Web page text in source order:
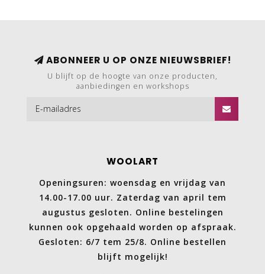
ABONNEER U OP ONZE NIEUWSBRIEF!
U blijft op de hoogte van onze producten,
aanbiedingen en workshops
WOOLART
Openingsuren: woensdag en vrijdag van
14.00-17.00 uur. Zaterdag van april tem
augustus gesloten. Online bestelingen
kunnen ook opgehaald worden op afspraak.
Gesloten: 6/7 tem 25/8. Online bestellen
blijft mogelijk!